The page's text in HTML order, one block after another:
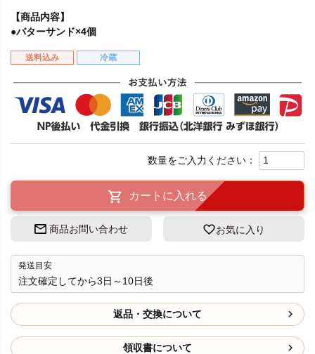
【商品内容】
●バターサンド×4個
送料込み 冷蔵
カートに入れる
商品お問い合わせ お気に入り
発送目安
注文確定してから3日～10日後
返品・交換について
領収書について